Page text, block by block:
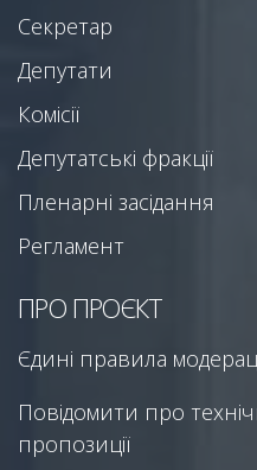
Секретар
Депутати
Комісії
Депутатські фракції
Пленарні засідання
Регламент
ПРО ПРОЄКТ
Єдині правила
Повідомити про
пропозиції